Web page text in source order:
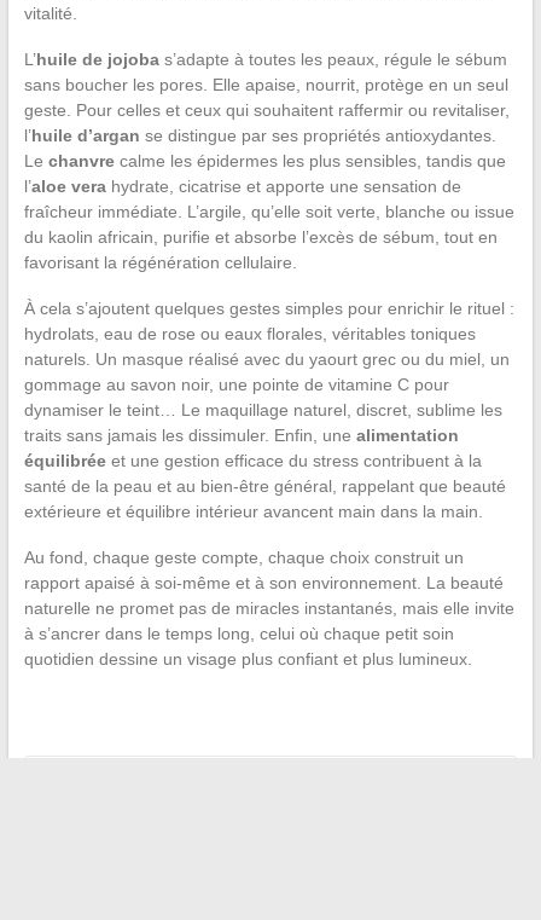
vitalité.
L’huile de jojobas’adapte à toutes les peaux, régule le sébum
sans boucher les pores. Elle apaise, nourrit, protège en un seul
geste. Pour celles et ceux qui souhaitent raffermir ou revitaliser,
l’huile d’argan se distingue par ses propriétés antioxydantes.
Le chanvrecalme les épidermes les plus sensibles, tandis que
l’aloe verahydrate, cicatrise et apporte une sensation de
fraîcheur immédiate. L’argile, qu’elle soit verte, blanche ou issue
du kaolin africain, purifie et absorbe l’excès de sébum, tout en
favorisant la régénération cellulaire.
À cela s’ajoutent quelques gestes simples pour enrichir le rituel :
hydrolats, eau de rose ou eaux florales, véritables toniques
naturels. Un masque réalisé avec du yaourt grec ou du miel, un
gommage au savon noir, une pointe de vitamine C pour
dynamiser le teint… Le maquillage naturel, discret, sublime les
traits sans jamais les dissimuler. Enfin, une alimentation
équilibréeet une gestion efficace du stress contribuent à la
santé de la peau et au bien-être général, rappelant que beauté
extérieure et équilibre intérieur avancent main dans la main.
Au fond, chaque geste compte, chaque choix construit un
rapport apaisé à soi-même et à son environnement. La beauté
naturelle ne promet pas de miracles instantanés, mais elle invite
à s’ancrer dans le temps long, celui où chaque petit soin
quotidien dessine un visage plus confiant et plus lumineux.